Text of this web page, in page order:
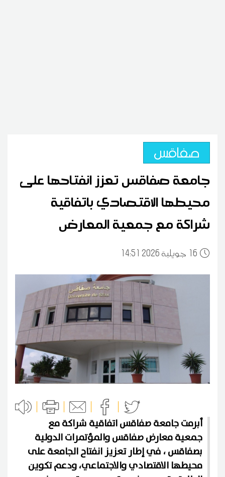
صفاقس
جامعة صفاقس تعزز انفتاحها على
محيطها الاقتصادي باتفاقية
شراكة مع جمعية المعارض
16 14:51 2026 جويلية
أبرمت جامعة صفاقس اتفاقية شراكة مع
جمعية معارض صفاقس والمؤتمرات الدولية
بصفاقس ، في إطار تعزيز انفتاح الجامعة على
محيطها الاقتصادي والاجتماعي، ودعم تكوين